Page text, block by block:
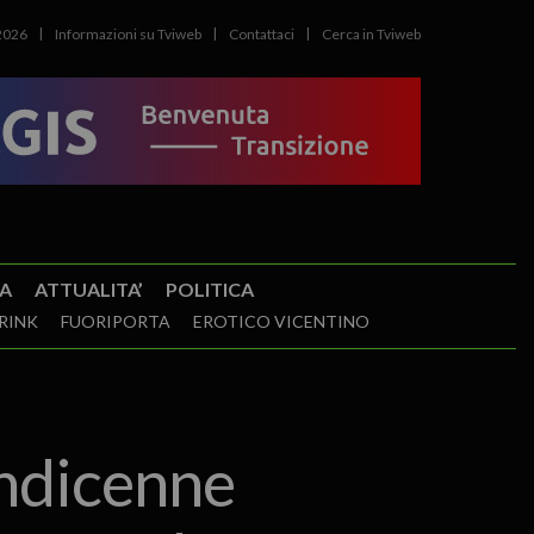
Informazioni su Tviweb Contattaci Cerca in Tviweb
ATTUALITA’ POLITICA
FUORIPORTA EROTICO VICENTINO